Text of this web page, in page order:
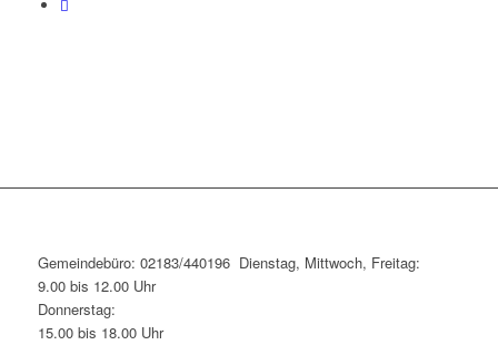
Gemeindebüro: 02183/440196 Dienstag, Mittwoch, Freitag:
9.00 bis 12.00 Uhr
Donnerstag:
15.00 bis 18.00 Uhr